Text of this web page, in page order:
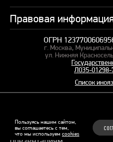
Пользуясь нашим сайтом,
вы соглашаетесь с тем,
что мы используем cookies
Профессии
Подарочные сертификаты
Корпоративное
Курсы для сотрудников
Пакетные предложения
Банк слайдов
Вебинары
Студия дизайна
Заказать презентацию
Об академии
СМИ о нас
Правовая
Карта сайта
Оферта и лицензия
Политика
Рекомендательные
Файлы Cookie
ОГРН
г. Москва,
ул. Нижняя
Л035-01298-
Список
© 2015–2026 Бонни и
Обучающие курсы по